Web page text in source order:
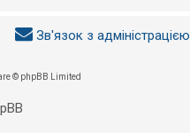
Зв'язок з адміністрацією
© phpBB Limited